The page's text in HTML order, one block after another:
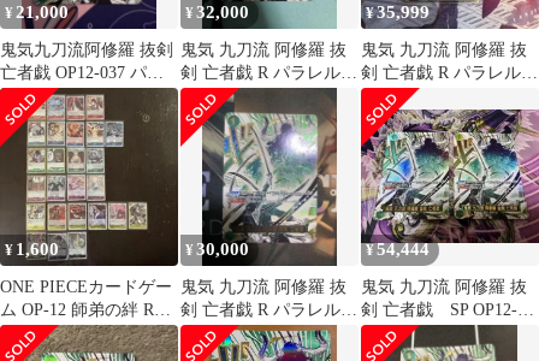
¥ 21,000
鬼気九刀流阿修羅 抜剣
亡者戯 OP12-037 パラ
レル 素体 ワンピース95
¥32,000
鬼気 九刀流 阿修羅 抜
剣 亡者戯 R パラレル
OP12
¥ 35,999
鬼気 九刀流 阿修羅 抜
剣 亡者戯 R パラレル
OP12-037
¥ 1,600
ONE PIECEカードゲー
ム OP-12 師弟の絆 R全
26種コンプ セット
¥30,000
鬼気 九刀流 阿修羅 抜
剣 亡者戯 R パラレル
OP12
¥54,444
鬼気 九刀流 阿修羅 抜
剣 亡者戯 SP OP12-
037 2枚 パラレル